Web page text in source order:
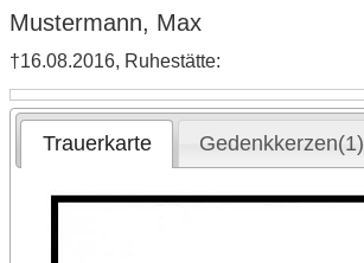
Mustermann, Max
†16.08.2016, Ruhestätte:
Trauerkarte Gedenkkerzen(1)